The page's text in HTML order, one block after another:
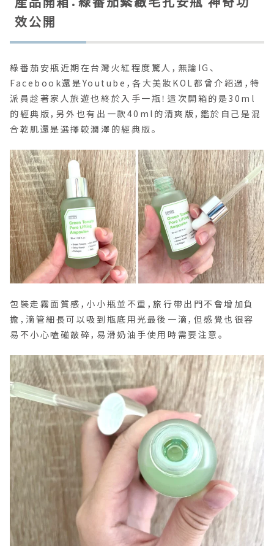
效公開
綠番茄安瓶近期在台灣火紅程度驚人，無論IG、
Facebook還是Youtube，各大美妝KOL都曾介紹過，特
派員趁著家人旅遊也終於入手一瓶！這次開箱的是30ml
的經典版，另外也有出一款40ml的清爽版，鑑於自己是混
合乾肌還是選擇較潤澤的經典版。
包裝走霧面質感，小小瓶並不重，旅行帶出門不會增加負
擔，滴管細長可以吸到瓶底用光最後一滴，但感覺也很容
易不小心嗑碰敲碎，易滑奶油手使用時需要注意。